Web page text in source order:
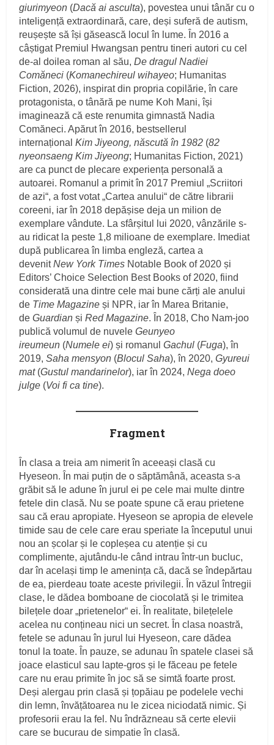
giurimyeon (Dacă ai asculta), povestea unui tânăr cu o
inteligență extraordinară, care, deși suferă de autism,
reușește să își găsească locul în lume. În 2016 a
câștigat Premiul Hwangsan pentru tineri autori cu cel
de-al doilea roman al său,De dragul Nadiei
Comăneci (Komanechireul wihayeo; Humanitas
Fiction, 2026), inspirat din propria copilărie, în care
protagonista, o tânără pe nume Koh Mani, își
imaginează că este renumita gimnastă Nadia
Comăneci. Apărut în 2016, bestsellerul
internaționalKim Jiyeong, născută în 1982 (82
nyeonsaeng Kim Jiyeong; Humanitas Fiction, 2021)
are ca punct de plecare experiența personală a
autoarei. Romanul a primit în 2017 Premiul „Scriitori
de azi“, a fost votat „Cartea anului“ de către librarii
coreeni, iar în 2018 depășise deja un milion de
exemplare vândute. La sfârșitul lui 2020, vânzările s-
au ridicat la peste 1,8 milioane de exemplare. Imediat
după publicarea în limba engleză, cartea a
devenitNew York Times Notable Book of 2020 și
Editors’ Choice Selection Best Books of 2020, fiind
considerată una dintre cele mai bune cărți ale anului
de Time Magazine și NPR, iar în Marea Britanie,
deGuardian șiRed Magazine. În 2018, Cho Nam-joo
publică volumul de nuveleGeunyeo
ireumeun (Numele ei) și romanulGachul (Fuga), în
2019,Saha mensyon (Blocul Saha), în 2020,Gyureui
mat(Gustul mandarinelor), iar în 2024,Nega doeo
julge (Voi fi ca tine).
Fragment
În clasa a treia am nimerit în aceeași clasă cu
Hyeseon. În mai puțin de o săptămână, aceasta s-a
grăbit să le adune în jurul ei pe cele mai multe dintre
fetele din clasă. Nu se poate spune că erau prietene
sau că erau apropiate. Hyeseon se apropia de elevele
timide sau de cele care erau speriate la începutul unui
nou an școlar și le copleșea cu atenție și cu
complimente, ajutându-le când intrau într-un bucluc,
dar în același timp le amenința că, dacă se îndepărtau
de ea, pierdeau toate aceste privilegii. În văzul întregii
clase, le dădea bomboane de ciocolată și le trimitea
bilețele doar „prietenelor“ ei. În realitate, bilețelele
acelea nu conțineau nici un secret. În clasa noastră,
fetele se adunau în jurul lui Hyeseon, care dădea
tonul la toate. În pauze, se adunau în spatele clasei să
joace elasticul sau lapte-gros și le făceau pe fetele
care nu erau primite în joc să se simtă foarte prost.
Deși alergau prin clasă și țopăiau pe podelele vechi
din lemn, învățătoarea nu le zicea niciodată nimic. Și
profesorii erau la fel. Nu îndrăzneau să certe elevii
care se bucurau de simpatie în clasă.